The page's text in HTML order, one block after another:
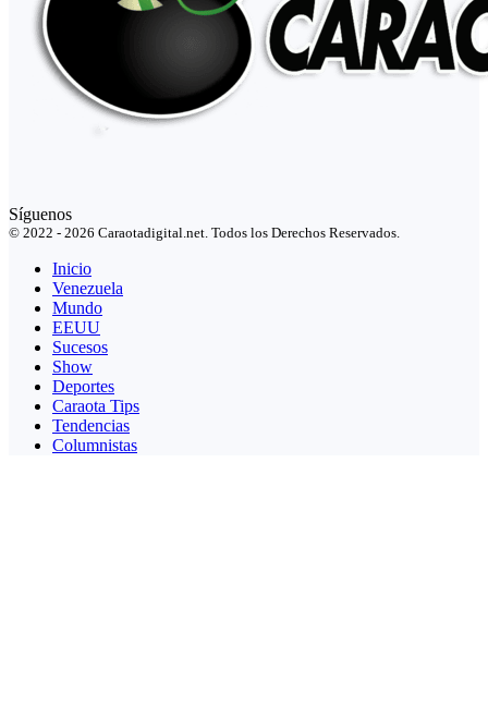
Síguenos
© 2022 - 2026 Caraotadigital.net. Todos los Derechos Reservados.
Inicio
Venezuela
Mundo
EEUU
Sucesos
Show
Deportes
Caraota Tips
Tendencias
Columnistas